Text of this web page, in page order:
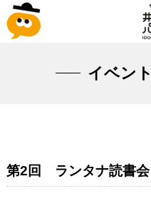
イベン
第2回 ランタナ読書会